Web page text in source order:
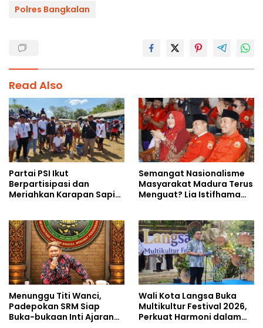
Polres Bangkalan
Read Also
Partai PSI Ikut
Berpartisipasi dan
Meriahkan Karapan Sapi
Semangat Nasionalisme
Masyarakat Madura Terus
Menguat? Lia Istifhama
NKRI
Menunggu Titi Wanci,
Padepokan SRM Siap
Buka-bukaan Inti Ajaran
Wali Kota Langsa Buka
Multikultur Festival 2026,
Perkuat Harmoni dalam